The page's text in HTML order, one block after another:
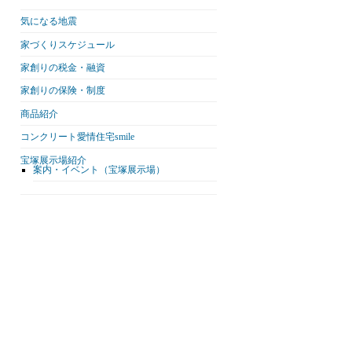
気になる地震
家づくりスケジュール
家創りの税金・融資
家創りの保険・制度
商品紹介
コンクリート愛情住宅smile
宝塚展示場紹介
案内・イベント（宝塚展示場）